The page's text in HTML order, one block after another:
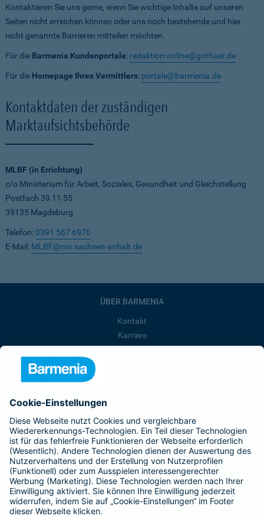
Kontaktieren Sie uns gerne, wenn Sie wichtige Inhalte auf unseren
Seiten nicht erreichen können oder uns noch bestehende und hier
nicht genannte Barrieren mitteilen möchten.
Für die Barmenia Kundenportale: redaktion-online@gothaer.de
Für die Homepage Ihres Vermittlers: portale@barmenia.de
Kontaktdaten der zuständigen
Marktaufsichtsbehörde
MLBF (in Errichtung)
c/o Ministerium für Arbeit, Soziales, Gesundheit und Gleichstellung
Postfach 39 11 55
39135 Magdeburg
Telefon: 0391 567 6970
E-Mail: MLBF@ms.sachsen-anhalt.de
ÜBER BARMENIA
Kontakt
Karriere
Presse
Barmenia ist Teil der BarmeniaGothaer
BELIEBTE SEITEN
Kranken-Zusatzversicherung
Tierversicherungen
Haftpflichtversicherung
Hausratversicherung